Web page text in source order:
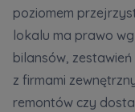
poziomem
lokalu ma prawo
bilansów,
z firmami
remontów czy